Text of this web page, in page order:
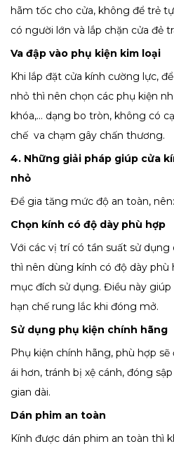
hãm tốc cho cửa, không để trẻ
có người lớn và lắp chặn cửa đẻ
Va đập vào phụ kiện kim loại
Khi lắp đặt cửa kính cường lực,
nhỏ thì nên chọn các phụ kiện
khóa,… dạng bo tròn, không có
chế va chạm gây chấn thương.
4. Những giải pháp giúp cửa
nhỏ
Để gia tăng mức độ an toàn, nên:
Chọn kính có độ dày phù hợp
Với các vị trí có tần suất sử dụng
thì nên dùng kính có độ dày phù
mục đích sử dụng. Điều này
hạn chế rung lắc khi đóng mở.
Sử dụng phụ kiện chính hãng
Phụ kiện chính hãng, phù hợp
ái hơn, tránh bị xệ cánh, đóng
gian dài.
Dán phim an toàn
Kính được dán phim an toàn thì